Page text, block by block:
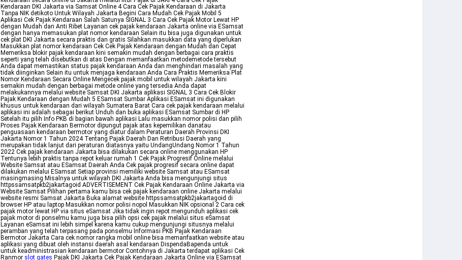
Kendaraan DKI Jakarta via Samsat Online 4 Cara Cek Pajak Kendaraan di Jakarta
Tanpa NIK detikoto Untuk Wilayah Jakarta Begini Cara Mudah Cek Pajak Mobil 5
Aplikasi Cek Pajak Kendaraan Salah Satunya SIGNAL 3 Cara Cek Pajak Motor Lewat HP
dengan Mudah dan Anti Ribet Layanan cek pajak kendaraan Jakarta online via ESamsat
dengan hanya memasukan plat nomor kendaraan Selain itu bisa juga digunakan untuk
cek plat DKI Jakarta secara praktis dan gratis Silahkan masukkan data yang diperlukan
Masukkan plat nomor kendaraan Cek Cek Pajak Kendaraan dengan Mudah dan Cepat
Memeriksa blokir pajak kendaraan kini semakin mudah dengan berbagai cara praktis
seperti yang telah disebutkan di atas Dengan memanfaatkan metodemetode tersebut
Anda dapat memastikan status pajak kendaraan Anda dan menghindari masalah yang
tidak diinginkan Selain itu untuk menjaga kendaraan Anda Cara Praktis Memeriksa Plat
Nomor Kendaraan Secara Online Mengecek pajak mobil untuk wilayah Jakarta kini
semakin mudah dengan berbagai metode online yang tersedia Anda dapat
melakukannya melalui website Samsat DKI Jakarta aplikasi SIGNAL 3 Cara Cek Blokir
Pajak Kendaraan dengan Mudah 5 ESamsat Sumbar Aplikasi ESamsat ini digunakan
khusus untuk kendaraan dari wilayah Sumatera Barat Cara cek pajak kendaraan melalui
aplikasi ini adalah sebagai berikut Unduh dan buka aplikasi ESamsat Sumbar di HP
Setelah itu pilih Info PKB di bagian bawah aplikasi Lalu masukkan nomor polisi dan pilih
Proses Pajak Kendaraan Bermotor dipungut pajak atas kepemilikan danatau
penguasaan kendaraan bermotor yang diatur dalam Peraturan Daerah Provinsi DKI
Jakarta Nomor 1 Tahun 2024 Tentang Pajak Daerah Dan Retribusi Daerah yang
merupakan tidak lanjut dari peraturan diatasnya yaitu UndangUndang Nomor 1 Tahun
2022 Cek pajak kendaraan Jakarta bisa dilakukan secara online menggunakan HP
Tentunya lebih praktis tanpa repot keluar rumah 1 Cek Pajak Progresif Online melalui
Website Samsat atau ESamsat Daerah Anda Cek pajak progresif secara online dapat
dilakukan melalui ESamsat Setiap provinsi memiliki website Samsat atau ESamsat
masingmasing Misalnya untuk wilayah DKI Jakarta Anda bisa mengunjungi situs
httpssamsatpkb2jakartagoid ADVERTISEMENT Cek Pajak Kendaraan Online Jakarta via
Website Samsat Pilihan pertama kamu bisa cek pajak kendaraan online Jakarta melalui
website resmi Samsat Jakarta Buka alamat website httpssamsatpkb2jakartagoid di
browser HP atau laptop Masukkan nomor polisi nopol Masukkan NIK opsional 2 Cara cek
pajak motor lewat HP via situs eSamsat Jika tidak ingin repot mengunduh aplikasi cek
pajak motor di ponselmu kamu juga bisa pilih opsi cek pajak melalui situs eSamsat
Layanan eSamsat ini lebih simpel karena kamu cukup mengunjungi situsnya melalui
peramban yang telah terpasang pada ponselmu Informasi PKB Pajak Kendaraan
Bermotor Jakarta Cara cek nomor rangka mobil online bisa memanfaatkan website atau
aplikasi yang dibuat oleh instansi daerah asal kendaraan DispendaBapenda untuk
untuk keadministrasian kendaraan bermotor Contohnya di Jakarta terdapat aplikasi Cek
Ranmor slot gates Pajak DKI Jakarta Cek Pajak Kendaraan Jakarta Online via ESamsat